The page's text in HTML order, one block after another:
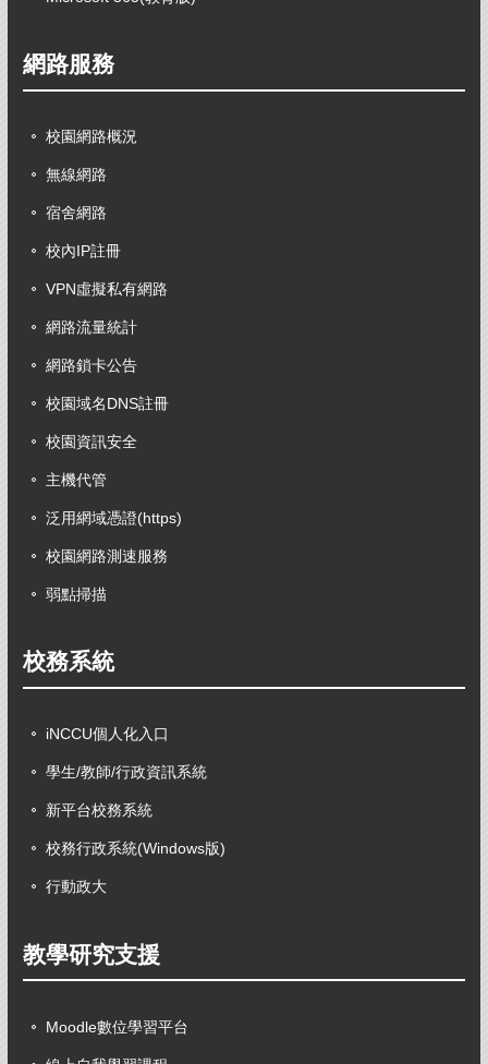
網路服務
校園網路概況
無線網路
宿舍網路
校內IP註冊
VPN虛擬私有網路
網路流量統計
網路鎖卡公告
校園域名DNS註冊
校園資訊安全
主機代管
泛用網域憑證(https)
校園網路測速服務
弱點掃描
校務系統
iNCCU個人化入口
學生/教師/行政資訊系統
新平台校務系統
校務行政系統(Windows版)
行動政大
教學研究支援
Moodle數位學習平台